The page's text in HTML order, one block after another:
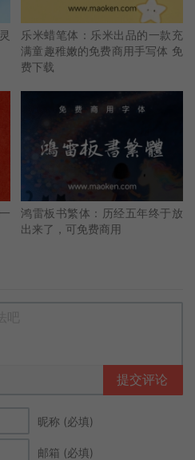
乐米蜡笔体：乐米出品的一款充
满童趣稚嫩的免费商用手写体 免
费下载
鸿雷板书繁体：历经五年终于放
出来了，可免费商用
提交评论
昵称 (必填)
邮箱 (必填)